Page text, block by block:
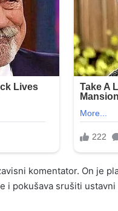
komentator. On je
i pokušava srušiti